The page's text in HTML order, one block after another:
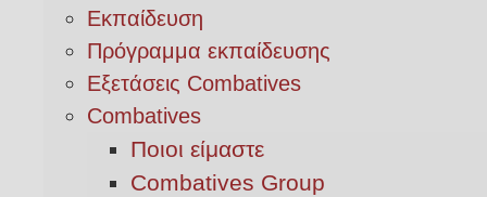
Εκπαίδευση
Πρόγραμμα εκπαίδευσης
Εξετάσεις Combatives
Combatives
Ποιοι είμαστε
Combatives Group